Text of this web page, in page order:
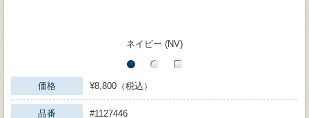
ネイビー (NV)
価格 ¥8,800（税込）
品番 #1127446